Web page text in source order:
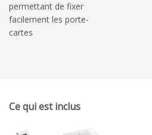
permettant de fixer
facilement les porte-
cartes
Ce qui est inclus